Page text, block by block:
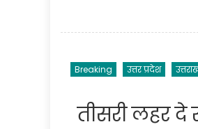
Breaking उत्तर प्रदेश
तीसरी लहर